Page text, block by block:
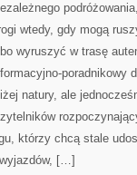
wtedy, gdy mogą
wyruszyć w trasę
poradnikowy
natury, ale
którzy chcą stale
[…]